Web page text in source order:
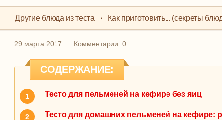
Другие блюда из теста · Как приготовить... (секреты
29 марта 2017 Комментарии: 0
СОДЕРЖАНИЕ:
Тесто для пельменей на кефире без яиц
Тесто для домашних пельменей на кефире: